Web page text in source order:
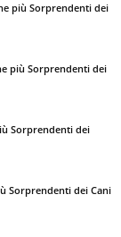
più Sorprendenti dei
più Sorprendenti dei
Sorprendenti dei
Sorprendenti dei Cani